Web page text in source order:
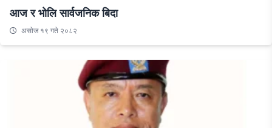
आज र भोलि सार्वजनिक बिदा
असाेज १९ गते २०८२